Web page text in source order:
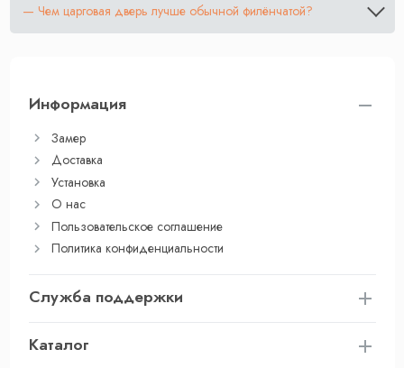
— Чем царговая дверь лучше обычной филёнчатой?
Информация
Замер
Доставка
Установка
О нас
Пользовательское соглашение
Политика конфиденциальности
Служба поддержки
Каталог